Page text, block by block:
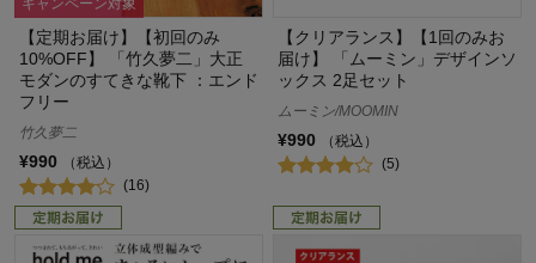
【定期お届け】【初回のみ
10%OFF】 「竹久夢二」大正
モダンのすてきな靴下 ：エンド
フリー
竹久夢二
¥990
（税込）
(16)
【クリアランス】【1回のみお
届け】 「ムーミン」デザインソ
ックス 2足セット
ムーミン/MOOMIN
¥990
（税込）
(5)